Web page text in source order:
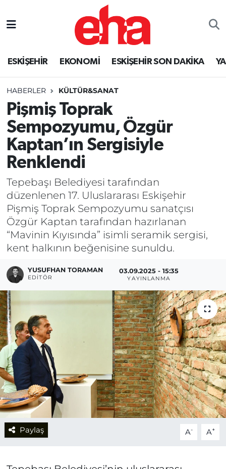
ESKİŞEHİR EKONOMİ ESKİŞEHİR SON DAKİKA
HABERLER KÜLTÜR&SANAT
Pişmiş Toprak
Sempozyumu, Özgür
Kaptan’ın Sergisiyle
Renklendi
Tepebaşı Belediyesi tarafından
düzenlenen 17. Uluslararası Eskişehir
Pişmiş Toprak Sempozyumu sanatçısı
Özgür Kaptan tarafından hazırlanan
“Mavinin Kıyısında” isimli seramik sergisi,
kent halkının beğenisine sunuldu.
YUSUFHAN TORAMAN
EDITÖR
03.09.2025 - 15:35
YAYINLANMA
Paylaş A- A+